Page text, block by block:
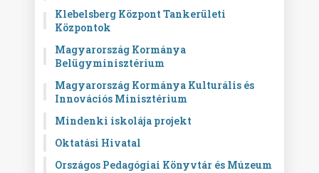
Klebelsberg Központ Tankerületi
Központok
Magyarország Kormánya
Belügyminisztérium
Magyarország Kormánya Kulturális és
Innovációs Minisztérium
Mindenki iskolája projekt
Oktatási Hivatal
Országos Pedagógiai Könyvtár és Múzeum